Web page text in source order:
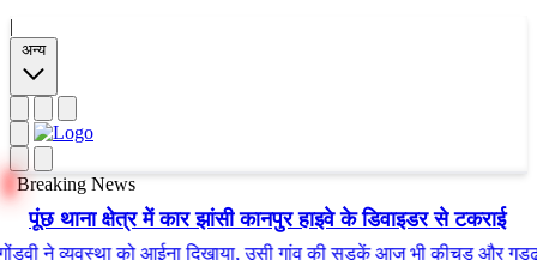
|
अन्य
Breaking News
पूंछ थाना क्षेत्र में कार झांसी कानपुर हाइवे के डिवाइडर से टकराई
व्यवस्था को आईना दिखाया, उसी गांव की सड़कें आज भी कीचड़ और गड्ढों में